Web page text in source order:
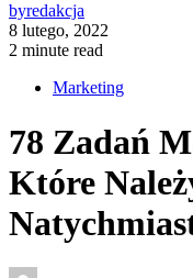
byredakcja
8 lutego, 2022
2 minute read
Marketing
78 Zadań
Które